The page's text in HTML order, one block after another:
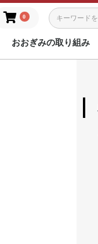
0
おおぎみの取り組み